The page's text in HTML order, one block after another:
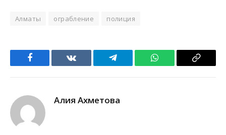
Алматы ограбление полиция
Facebook VKontakteTelegram WhatsApp Copy
Алия Ахметова